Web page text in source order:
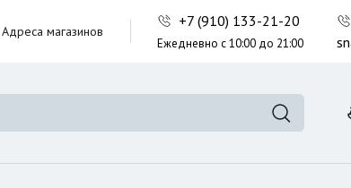
Адреса магазинов
+7 (910) 133-21-20
Ежедневно с 10:00 до 21:00